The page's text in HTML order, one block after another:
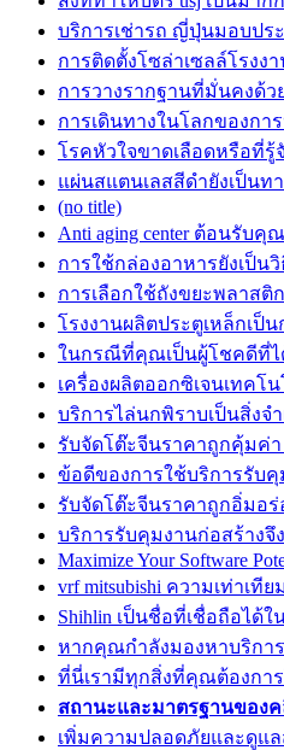
บริการเช่ารถ ญี่ปุ่นมอบปร
การติดตั้งโซล่าเซลล์โรงง
การวางรากฐานที่มั่นคงด้ว
การเดินทางในโลกของก
โรคหัวใจขาดเลือดหรือที่
แผ่นสแตนเลสสีดำยังเป็น
(no title)
Anti aging center ต้อนรับ
การใช้กล่องอาหารยังเป็น
การเลือกใช้ถังขยะพลาส
โรงงานผลิตประตูเหล็กเ
ในกรณีที่คุณเป็นผู้โชคดีที่ไ
เครื่องผลิตออกซิเจนเทค
บริการไล่นกพิราบเป็นสิ่ง
รับจัดโต๊ะจีนราคาถูกคุ้มค่
ข้อดีของการใช้บริการรับคุ
รับจัดโต๊ะจีนราคาถูกอิ่มอ
บริการรับคุมงานก่อสร้าง
Maximize Your Software
vrf mitsubishi ความเท่าเที
Shihlin เป็นชื่อที่เชื่อถือได้ใ
หากคุณกำลังมองหาบริกา
ที่นี่เรามีทุกสิ่งที่คุณต้องการ
สถานะและมาตรฐานของ
เพิ่มความปลอดภัยและดูแ